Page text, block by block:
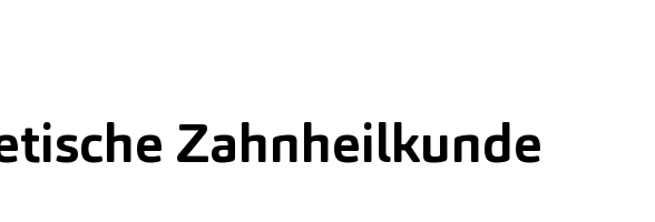
Zahnheilkunde